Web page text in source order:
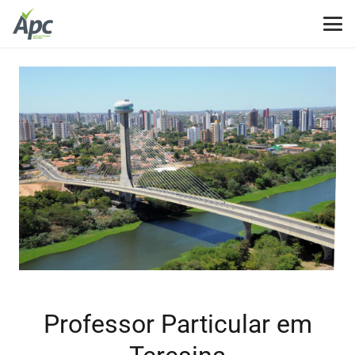
Professor Particular em